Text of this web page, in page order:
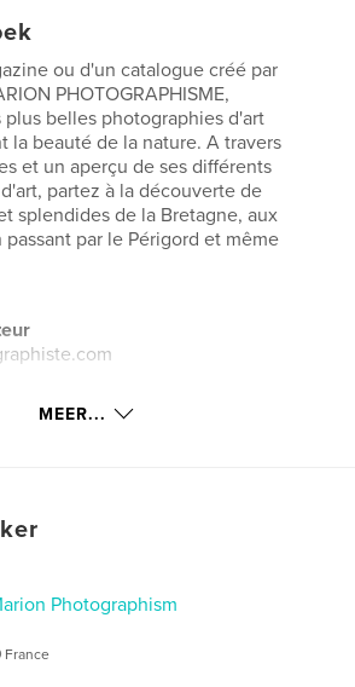
ou d'un catalogue créé par
PHOTOGRAPHISME,
belles photographies d'art
la beauté de la nature. A travers
et un aperçu de ses différents
partez à la découverte de
splendides de la Bretagne, aux
passant par le Périgord et même
/ functionaliteiten &
Letter, 22×28 cm
MEER...
Photographism
France